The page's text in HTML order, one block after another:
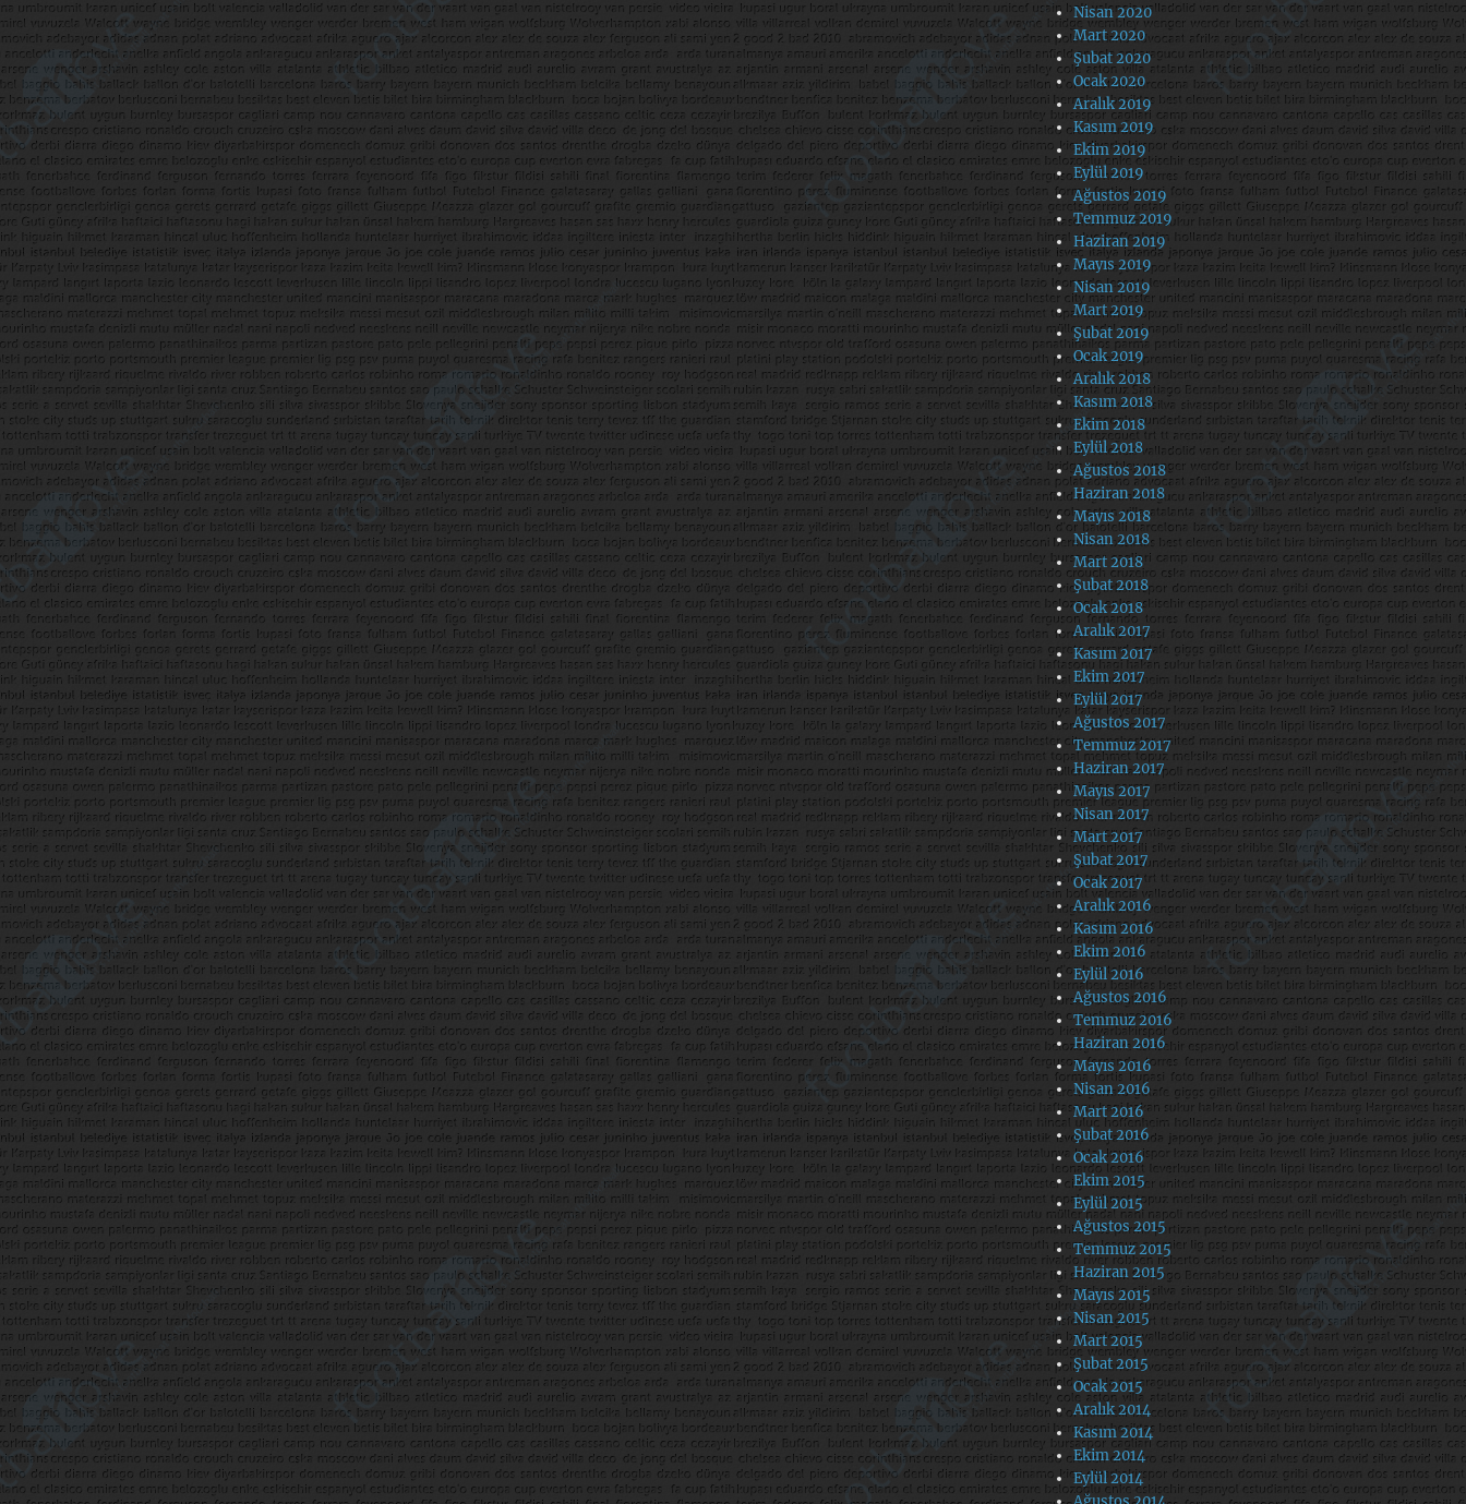
Nisan 2020
Mart 2020
Şubat 2020
Ocak 2020
Aralık 2019
Kasım 2019
Ekim 2019
Eylül 2019
Ağustos 2019
Temmuz 2019
Haziran 2019
Mayıs 2019
Nisan 2019
Mart 2019
Şubat 2019
Ocak 2019
Aralık 2018
Kasım 2018
Ekim 2018
Eylül 2018
Ağustos 2018
Haziran 2018
Mayıs 2018
Nisan 2018
Mart 2018
Şubat 2018
Ocak 2018
Aralık 2017
Kasım 2017
Ekim 2017
Eylül 2017
Ağustos 2017
Temmuz 2017
Haziran 2017
Mayıs 2017
Nisan 2017
Mart 2017
Şubat 2017
Ocak 2017
Aralık 2016
Kasım 2016
Ekim 2016
Eylül 2016
Ağustos 2016
Temmuz 2016
Haziran 2016
Mayıs 2016
Nisan 2016
Mart 2016
Şubat 2016
Ocak 2016
Ekim 2015
Eylül 2015
Ağustos 2015
Temmuz 2015
Haziran 2015
Mayıs 2015
Nisan 2015
Mart 2015
Şubat 2015
Ocak 2015
Aralık 2014
Kasım 2014
Ekim 2014
Eylül 2014